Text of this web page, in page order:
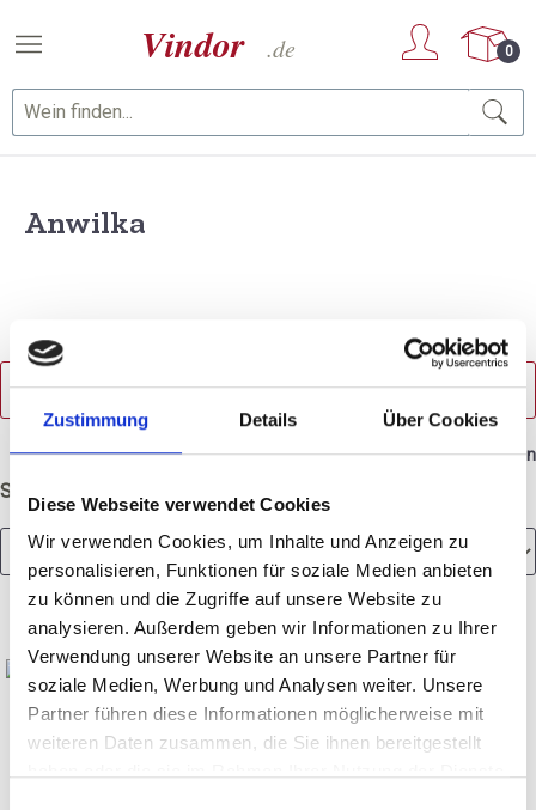
Zustimmung Details Über Cookies
Diese Webseite verwendet Cookies
Wir verwenden Cookies, um Inhalte und Anzeigen zu
personalisieren, Funktionen für soziale Medien anbieten
zu können und die Zugriffe auf unsere Website zu
analysieren. Außerdem geben wir Informationen zu Ihrer
Verwendung unserer Website an unsere Partner für
soziale Medien, Werbung und Analysen weiter. Unsere
Partner führen diese Informationen möglicherweise mit
weiteren Daten zusammen, die Sie ihnen bereitgestellt
Zum Hauptinhalt springen
0
Anwilka
PRODUKTE FILTERN
1 Artikel gefunden
Sortierung
2005
Anwilka, Stellenbosch